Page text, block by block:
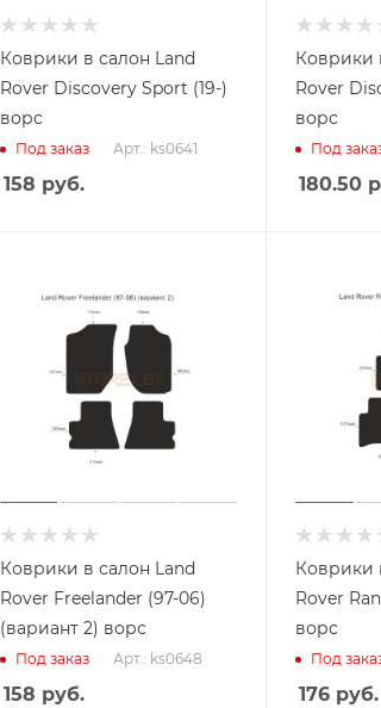
Коврики в салон Land
Rover Discovery Sport (19-)
ворс
Под заказ Арт.: ks0641
158 руб.
Коврики
Rover
ворс
Под
180.50
Коврики в салон Land
Rover Freelander (97-06)
(вариант 2) ворс
Под заказ Арт.: ks0648
158 руб.
Коврики
Rover
ворс
Под
176 руб.